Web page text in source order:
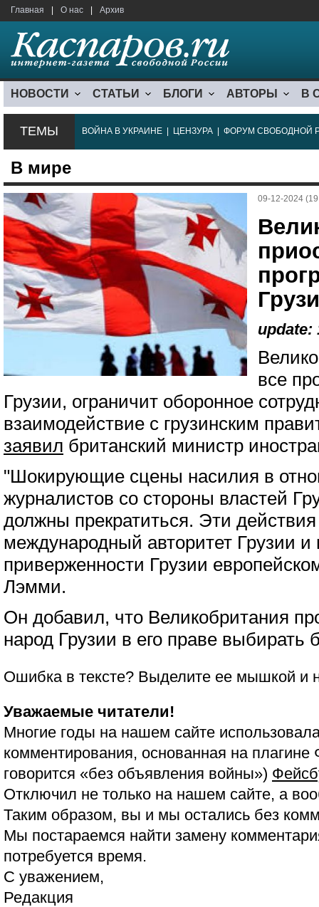
Главная О нас Архив
НОВОСТИ СТАТЬИ БЛОГИ АВТОРЫ В
ТЕМЫ ВОЙНА В УКРАИНЕ ЦЕНЗУРА ФОРУМ СВОБОДНОЙ
В мире
09-12-2024
update:
все
Грузии, ограничит оборонное
взаимодействие с грузинским
заявил британский министр
"Шокирующие сцены насилия в
журналистов со стороны властей
должны прекратиться. Эти
международный авторитет Грузии и
приверженности Грузии
Лэмми.
Он добавил, что Великобритания
народ Грузии в его праве выбирать
Ошибка в тексте? Выделите ее мышкой и
Уважаемые читатели!
Многие годы на нашем сайте
комментирования, основанная на
говорится «без объявления войны»)
Отключил не только на нашем сайте, а
Таким образом, вы и мы остались без
Мы постараемся найти замену
потребуется время.
С уважением,
Редакция